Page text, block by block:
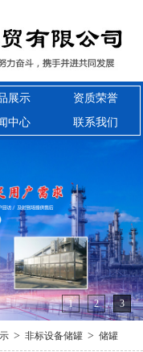
展示
资质荣誉
中心 联系我们
1 2 3
> 非标设备储罐 > 储罐